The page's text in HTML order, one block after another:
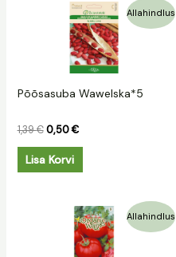
Allahindlus
Põõsasuba Wawelska*5
1,39€
Algne
1,39 €.
0,50€
Praegune
hind
on:
0,50 €.
Lisa Korvi
Allahindlus
1,39 €.
Praegune
hind
on:
0,69 €.